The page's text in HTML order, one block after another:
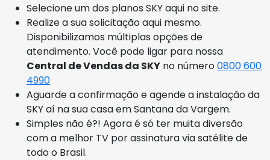
Selecione um dos planos SKY aqui no site.
Realize a sua solicitação aqui mesmo.
Disponibilizamos múltiplas opções de
atendimento. Você pode ligar para nossa
Central de Vendas da SKY no número0800 600
4990
Aguarde a confirmação e agende a instalação da
SKY aí na sua casa em Santana da Vargem.
Simples não é?! Agora é só ter muita diversão
com a melhor TV por assinatura via satélite de
todo o Brasil.